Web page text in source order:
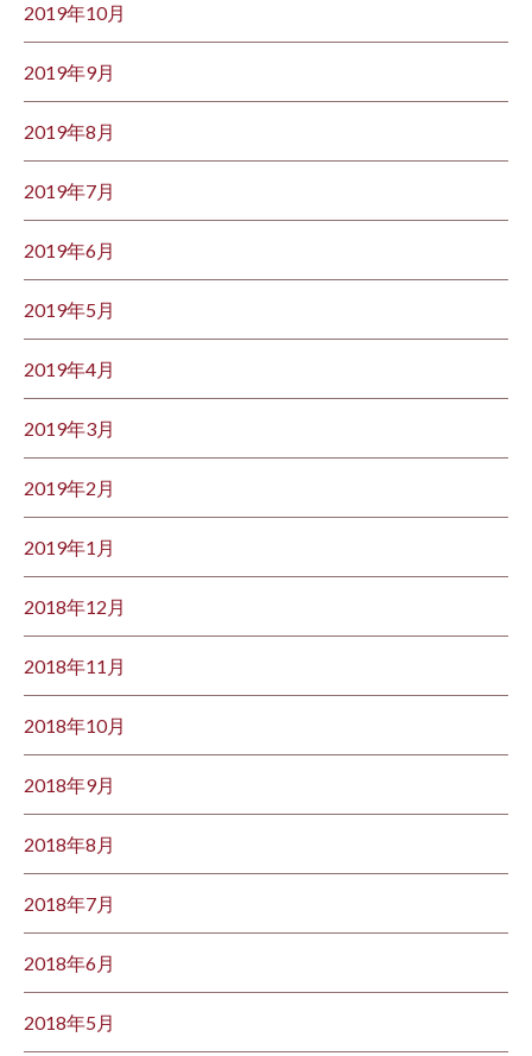
2019年10月
2019年9月
2019年8月
2019年7月
2019年6月
2019年5月
2019年4月
2019年3月
2019年2月
2019年1月
2018年12月
2018年11月
2018年10月
2018年9月
2018年8月
2018年7月
2018年6月
2018年5月